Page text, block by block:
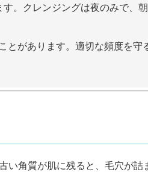
。クレンジングは夜のみで、
とがあります。適切な頻度を守
い角質が肌に残ると、毛穴が詰